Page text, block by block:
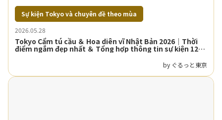
Sự kiện Tokyo và chuyên đề theo mùa
2026.05.28
Tokyo Cẩm tú cầu ＆ Hoa diên vĩ Nhật Bản 2026｜Thời
điểm ngắm đẹp nhất ＆ Tổng hợp thông tin sự kiện 12
by ぐるっと東京